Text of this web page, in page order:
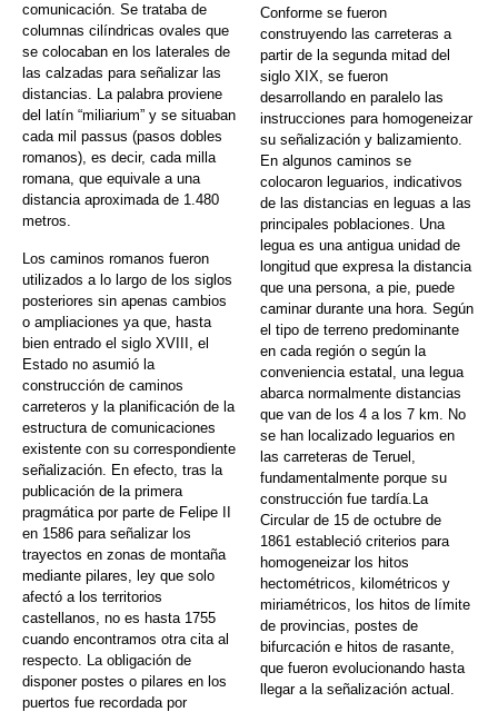
comunicación. Se trataba de
columnas cilíndricas ovales que
se colocaban en los laterales de
las calzadas para señalizar las
distancias. La palabra proviene
del latín “miliarium” y se situaban
cada mil passus (pasos dobles
romanos), es decir, cada milla
romana, que equivale a una
distancia aproximada de 1.480
metros.
Los caminos romanos fueron
utilizados a lo largo de los siglos
posteriores sin apenas cambios
o ampliaciones ya que, hasta
bien entrado el siglo XVIII, el
Estado no asumió la
construcción de caminos
carreteros y la planificación de la
estructura de comunicaciones
existente con su correspondiente
señalización. En efecto, tras la
publicación de la primera
pragmática por parte de Felipe II
en 1586 para señalizar los
trayectos en zonas de montaña
mediante pilares, ley que solo
afectó a los territorios
castellanos, no es hasta 1755
cuando encontramos otra cita al
respecto. La obligación de
disponer postes o pilares en los
puertos fue recordada por
Conforme se fueron
construyendo las carreteras a
partir de la segunda mitad del
siglo XIX, se fueron
desarrollando en paralelo las
instrucciones para homogeneizar
su señalización y balizamiento.
En algunos caminos se
colocaron leguarios, indicativos
de las distancias en leguas a las
principales poblaciones. Una
legua es una antigua unidad de
longitud que expresa la distancia
que una persona, a pie, puede
caminar durante una hora. Según
el tipo de terreno predominante
en cada región o según la
conveniencia estatal, una legua
abarca normalmente distancias
que van de los 4 a los 7 km. No
se han localizado leguarios en
las carreteras de Teruel,
fundamentalmente porque su
construcción fue tardía.La
Circular de 15 de octubre de
1861 estableció criterios para
homogeneizar los hitos
hectométricos, kilométricos y
miriamétricos, los hitos de límite
de provincias, postes de
bifurcación e hitos de rasante,
que fueron evolucionando hasta
llegar a la señalización actual.